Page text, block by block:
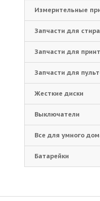
Измерительные
Запчасти для
Запчасти для
Запчасти для
Жесткие диски
Выключатели
Все для умного
Батарейки